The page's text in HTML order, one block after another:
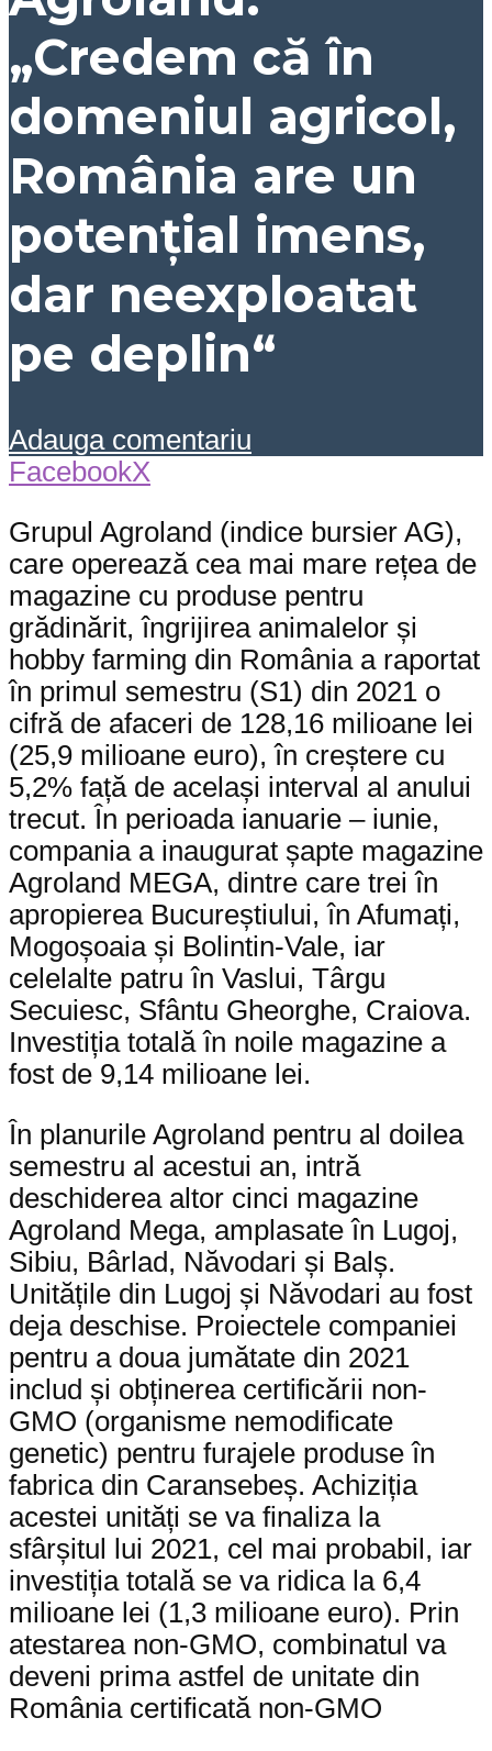
„Credem că în
domeniul agricol,
România are un
potențial imens,
dar neexploatat
pe deplin“
Adauga comentariu
FacebookX
Grupul Agroland (indice bursier AG),
care operează cea mai mare rețea de
magazine cu produse pentru
grădinărit, îngrijirea animalelor și
hobby farming din România a raportat
în primul semestru (S1) din 2021 o
cifră de afaceri de 128,16 milioane lei
(25,9 milioane euro), în creștere cu
5,2% față de același interval al anului
trecut. În perioada ianuarie – iunie,
compania a inaugurat șapte magazine
Agroland MEGA, dintre care trei în
apropierea Bucureștiului, în Afumați,
Mogoșoaia și Bolintin-Vale, iar
celelalte patru în Vaslui, Târgu
Secuiesc, Sfântu Gheorghe, Craiova.
Investiția totală în noile magazine a
fost de 9,14 milioane lei.
În planurile Agroland pentru al doilea
semestru al acestui an, intră
deschiderea altor cinci magazine
Agroland Mega, amplasate în Lugoj,
Sibiu, Bârlad, Năvodari și Balș.
Unitățile din Lugoj și Năvodari au fost
deja deschise. Proiectele companiei
pentru a doua jumătate din 2021
includ și obținerea certificării non-
GMO (organisme nemodificate
genetic) pentru furajele produse în
fabrica din Caransebeș. Achiziția
acestei unități se va finaliza la
sfârșitul lui 2021, cel mai probabil, iar
investiția totală se va ridica la 6,4
milioane lei (1,3 milioane euro). Prin
atestarea non-GMO, combinatul va
deveni prima astfel de unitate din
România certificată non-GMO